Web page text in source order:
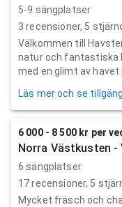
5-9 sängplatser
3 recensioner, 5
Välkommen till
natur och fantastiska
med en glimt av havet
Läs mer och se
6 000 - 8 500 kr per
Norra Västkusten
6 sängplatser
17recensioner, 5
Mycket fräsch och